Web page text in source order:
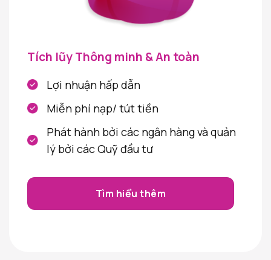
Tích lũy Thông minh & An toàn
Lợi nhuận hấp dẫn
Miễn phí nạp/ tút tiền
Phát hành bởi các ngân hàng và quản
lý bởi các Quỹ đầu tư
Tìm hiểu thêm